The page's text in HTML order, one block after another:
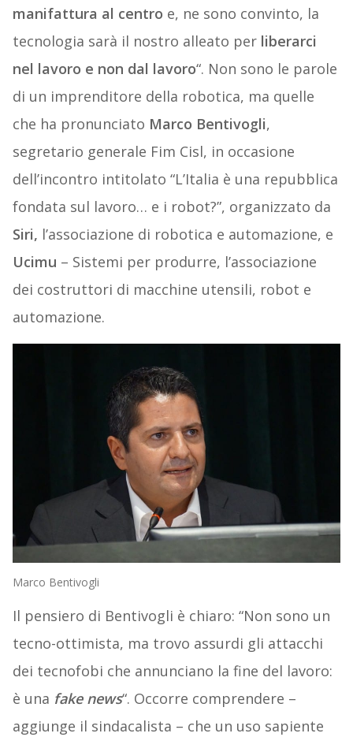
manifattura al centro e, ne sono convinto, la
tecnologia sarà il nostro alleato per liberarci
nel lavoro e non dal lavoro“. Non sono le parole
di un imprenditore della robotica, ma quelle
che ha pronunciato Marco Bentivogli,
segretario generale Fim Cisl, in occasione
dell’incontro intitolato “L’Italia è una repubblica
fondata sul lavoro… e i robot?”, organizzato da
Siri, l’associazione di robotica e automazione, e
Ucimu – Sistemi per produrre, l’associazione
dei costruttori di macchine utensili, robot e
automazione.
Marco Bentivogli
Il pensiero di Bentivogli è chiaro: “Non sono un
tecno-ottimista, ma trovo assurdi gli attacchi
dei tecnofobi che annunciano la fine del lavoro:
è una fake news“. Occorre comprendere –
aggiunge il sindacalista – che un uso sapiente